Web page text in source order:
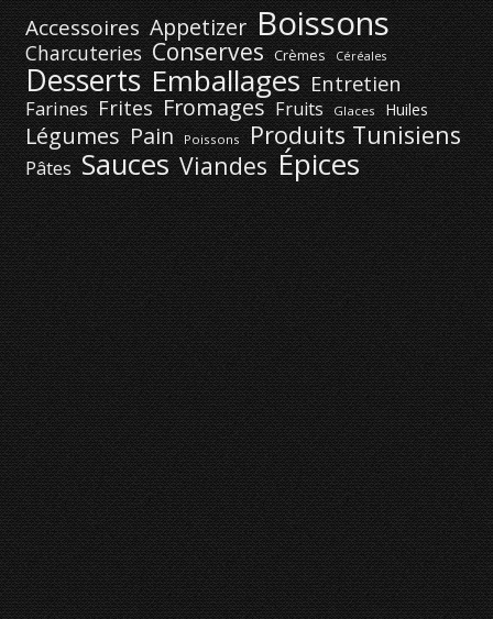
Accessoires Appetizer Boissons
Charcuteries Conserves Crèmes Céréales
Desserts Emballages Entretien
Farines Frites Fromages Fruits Glaces Huiles
Légumes Pain Poissons Produits Tunisiens
Pâtes Sauces Viandes Épices